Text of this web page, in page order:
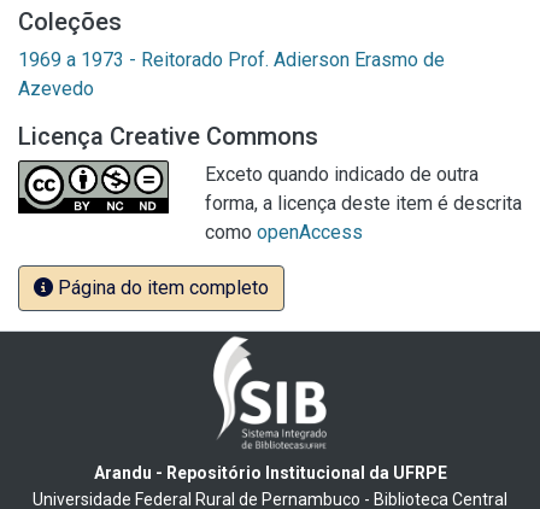
Coleções
1969 a 1973 - Reitorado Prof. Adierson Erasmo de
Azevedo
Licença Creative Commons
Exceto quando indicado de outra
forma, a licença deste item é descrita
como openAccess
Página do item completo
Arandu - Repositório Institucional da UFRPE
Universidade Federal Rural de Pernambuco - Biblioteca Central